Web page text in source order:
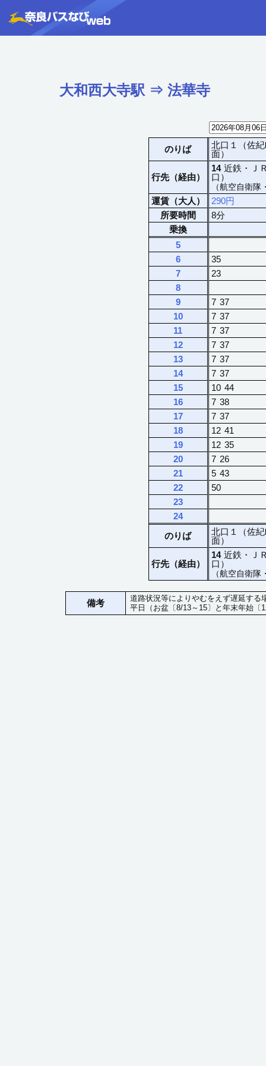
大和西大寺駅 ⇒ 法華寺
のりば
北口１（佐
面）
行先（経由）
14 近鉄・Ｊ
口）
（航空自衛隊
運賃（大人）
290円
所要時間
8分
乗換
5
6
35
7
23
8
9
7 37
10
7 37
11
7 37
12
7 37
13
7 37
14
7 37
15
10 44
16
7 38
17
7 37
18
12 41
19
12 35
20
7 26
21
5 43
22
50
23
24
のりば
北口１（佐
面）
行先（経由）
14 近鉄・Ｊ
口）
（航空自衛隊
備考
道路状況等によりやむをえず遅延する
平日（お盆〔8/13～15〕と年末年始〔